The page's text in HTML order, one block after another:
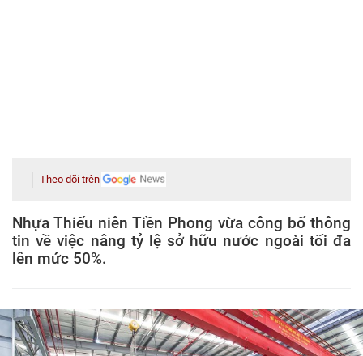
Theo dõi trên
Nhựa Thiếu niên Tiền Phong vừa công bố thông
tin về việc nâng tỷ lệ sở hữu nước ngoài tối đa
lên mức 50%.